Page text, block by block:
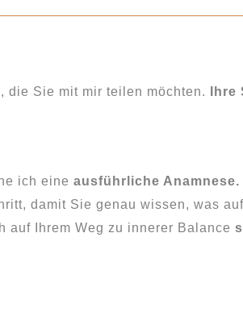
die Sie mit mir teilen möchten.
ich eine ausführliche Anamnese.
damit Sie genau wissen, was
auf Ihrem Weg zu innerer Balance